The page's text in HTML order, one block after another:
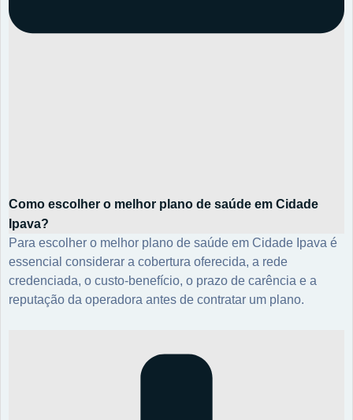
Como escolher o melhor plano de saúde em Cidade
Ipava?
Para escolher o melhor plano de saúde em Cidade Ipava é
essencial considerar a cobertura oferecida, a rede
credenciada, o custo-benefício, o prazo de carência e a
reputação da operadora antes de contratar um plano.